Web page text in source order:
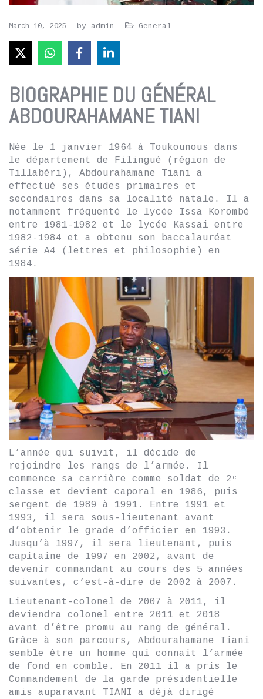
March 10, 2025 by admin General
BIOGRAPHIE DU GÉNÉRAL
ABDOURAHAMANE TIANI
Née le 1 janvier 1964 à Toukounous dans
le département de Filingué (région de
Tillabéri), Abdourahamane Tiani a
effectué ses études primaires et
secondaires dans sa localité natale. Il a
notamment fréquenté le lycée Issa Korombé
entre 1981-1982 et le lycée Kassai entre
1982-1984 et a obtenu son baccalauréat
série A4 (lettres et philosophie) en
1984.
L’année qui suivit, il décide de
rejoindre les rangs de l’armée. Il
commence sa carrière comme soldat de 2ᵉ
classe et devient caporal en 1986, puis
sergent de 1989 à 1991. Entre 1991 et
1993, il sera sous-lieutenant avant
d’obtenir le grade d’officier en 1993.
Jusqu’à 1997, il sera lieutenant, puis
capitaine de 1997 en 2002, avant de
devenir commandant au cours des 5 années
suivantes, c’est-à-dire de 2002 à 2007.
Lieutenant-colonel de 2007 à 2011, il
deviendra colonel entre 2011 et 2018
avant d’être promu au rang de général.
Grâce à son parcours, Abdourahamane Tiani
semble être un homme qui connait l’armée
de fond en comble. En 2011 il a pris le
Commandement de la garde présidentielle
amis auparavant TIANI a déjà dirigé